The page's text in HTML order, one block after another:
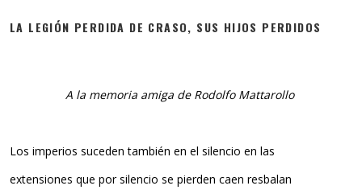
LA LEGIÓN PERDIDA DE CRASO, SUS HIJOS PERDIDOS
A la memoria amiga de Rodolfo Mattarollo
Los imperios suceden también en el silencio en las
extensiones que por silencio se pierden caen resbalan